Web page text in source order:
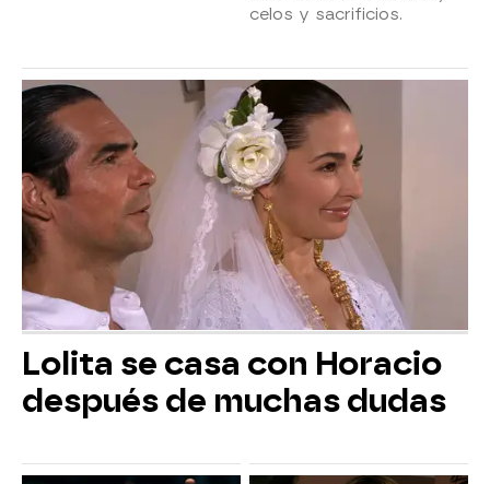
celos y sacrificios.
Lolita se casa con Horacio
después de muchas dudas